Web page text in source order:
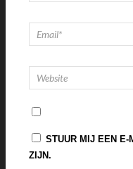
STUUR MIJ EEN E-
ZIJN.